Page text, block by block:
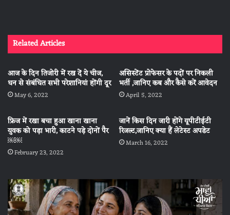
Related Articles
आज के दिन तिजोरी में रख दें ये चीज,
धन से संबंधित सभी परेशानियां होंगी दूर
May 6, 2022
असिस्टेंट प्रोफेसर के पदों पर निकली
भर्ती ,जानिए कब और कैसे करें आवेदन
April 5, 2022
फ्रिज में रखा बचा हुआ खाना खाना
युवक को पड़ा भारी, काटने पड़े दोनों पैर
￼￼
February 23, 2022
जानें किस दिन जारी होंगे यूपीटीईटी
रिजल्ट,जानिए क्या हैं लेटेस्ट अपडेट
March 16, 2022